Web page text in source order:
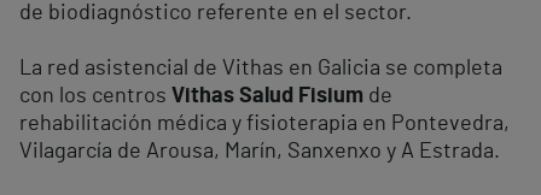
de biodiagnóstico referente en el sector.
La red asistencial de Vithas en Galicia se completa
con los centros Vithas Salud Fisium de
rehabilitación médica y fisioterapia en Pontevedra,
Vilagarcía de Arousa, Marín, Sanxenxo y A Estrada.